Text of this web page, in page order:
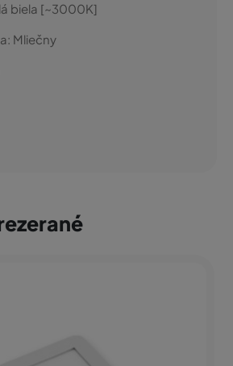
biela [~3000K]
Mliečny